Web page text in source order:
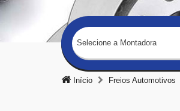
Selecione a Montadora
Início Freios Automotivos